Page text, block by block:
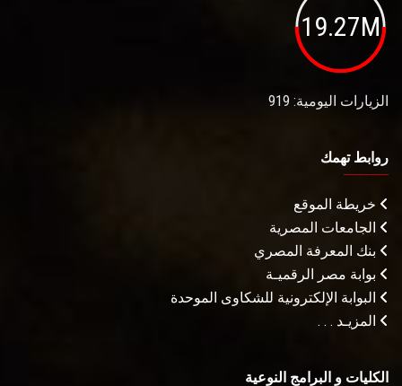
19.27M
الزيارات اليومية: 919
روابط تهمك
خريطة الموقع
الجامعات المصرية
بنك المعرفة المصري
بوابة مصر الرقميـة
البوابة الإلكترونية للشكاوى الموحدة
المزيـد . . .
الكليات و البرامج النوعية